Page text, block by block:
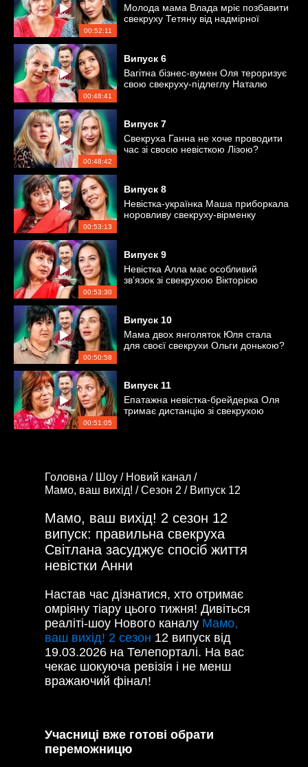
00:52:11
Молода мама Влада мріє позбавити
свекруху Тетяну від надмірної
00:48:41
Випуск 6
Вагітна бізнес-вумен Оля тероризує
свою свекруху-підлеглу Наталю
00:48:42
Випуск 7
Свекруха Ганна не хоче проводити
час зі своєю невісткою Лізою?
00:53:13
Випуск 8
Невістка-українка Маша приборкала
норовливу свекруху-вірменку
00:53:30
Випуск 9
Невістка Алла має особливий
зв’язок зі свекрухою Вікторією
00:50:58
Випуск 10
Мама двох янголяток Юля стала
для своєї свекрухи Ольги донькою?
00:51:05
Випуск 11
Епатажна невістка-брейдерка Оля
тримає дистанцію зі свекрухою
Головна / Шоу / Новий канал /
Мамо, ваш вихід! /Сезон 2 / Випуск 12
Мамо, ваш вихід! 2 сезон 12
випуск: правильна свекруха
Світлана засуджує спосіб життя
невістки Анни
Настав час дізнатися, хто отримає
омріяну тіару цього тижня! Дивіться
реаліті-шоу Нового каналу Мамо,
ваш вихід! 2 сезон 12 випуск від
19.03.2026 на Телепорталі. На вас
чекає шокуюча ревізія і не менш
вражаючий фінал!
Учасниці вже готові обрати
переможницю